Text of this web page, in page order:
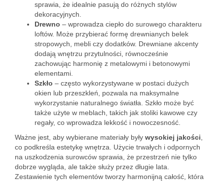
sprawia, że idealnie pasują do różnych stylów
dekoracyjnych.
Drewno – wprowadza ciepło do surowego charakteru
loftów. Może przybierać formę drewnianych belek
stropowych, mebli czy dodatków. Drewniane akcenty
dodają wnętrzu przytulności, równocześnie
zachowując harmonię z metalowymi i betonowymi
elementami.
Szkło – często wykorzystywane w postaci dużych
okien lub przeszkleń, pozwala na maksymalne
wykorzystanie naturalnego światła. Szkło może być
także użyte w meblach, takich jak stoliki kawowe czy
regały, co wprowadza lekkość i nowoczesność.
Ważne jest, aby wybierane materiały były wysokiej jakości
co podkreśla estetykę wnętrza. Użycie trwałych i odpornych
na uszkodzenia surowców sprawia, że przestrzeń nie tylko
dobrze wygląda, ale także służy przez długie lata.
Zestawienie tych elementów tworzy harmonijną całość, która